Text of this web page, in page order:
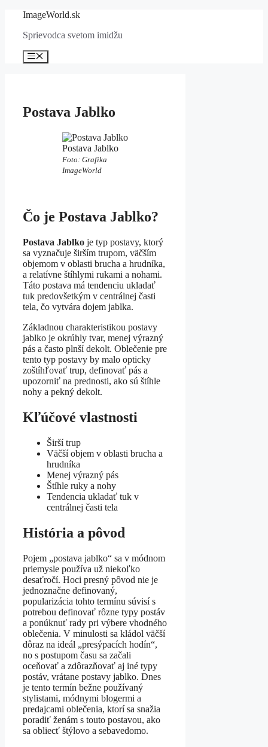
Preskočiť
obsah
ImageWorld.sk
Sprievodca svetom imidžu
Menu
Postava Jablko
Postava Jablko
Foto: Grafika
ImageWorld
Čo je Postava Jablko?
Postava Jablko je typ postavy, ktorý
sa vyznačuje širším trupom, väčším
objemom v oblasti brucha a hrudníka,
a relatívne štíhlymi rukami a nohami.
Táto postava má tendenciu ukladať
tuk predovšetkým v centrálnej časti
tela, čo vytvára dojem jablka.
Základnou charakteristikou postavy
jablko je okrúhly tvar, menej výrazný
pás a často plnší dekolt. Oblečenie pre
tento typ postavy by malo opticky
zoštíhľovať trup, definovať pás a
upozorniť na prednosti, ako sú štíhle
nohy a pekný dekolt.
Kľúčové vlastnosti
Širší trup
Väčší objem v oblasti brucha a
hrudníka
Menej výrazný pás
Štíhle ruky a nohy
Tendencia ukladať tuk v
centrálnej časti tela
História a pôvod
Pojem „postava jablko“ sa v módnom
priemysle používa už niekoľko
desaťročí. Hoci presný pôvod nie je
jednoznačne definovaný,
popularizácia tohto termínu súvisí s
potrebou definovať rôzne typy postáv
a ponúknuť rady pri výbere vhodného
oblečenia. V minulosti sa kládol väčší
dôraz na ideál „presýpacích hodín“,
no s postupom času sa začali
oceňovať a zdôrazňovať aj iné typy
postáv, vrátane postavy jablko. Dnes
je tento termín bežne používaný
stylistami, módnymi blogermi a
predajcami oblečenia, ktorí sa snažia
poradiť ženám s touto postavou, ako
sa obliecť štýlovo a sebavedomo.